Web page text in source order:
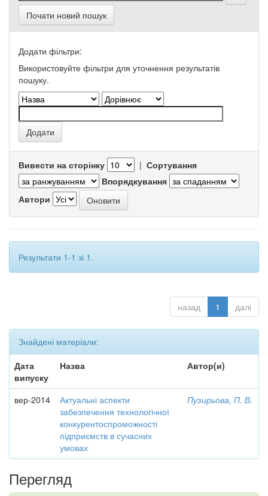
Почати новий пошук
Додати фільтри:
Використовуйте фільтри для уточнення результатів
пошуку.
Вивести на сторінку | Сортування
Впорядкування
Автори
Результати 1-1 зі 1.
назад 1 далі
Знайдені матеріали:
Дата
випуску
Назва Автор(и)
вер-2014
Актуальні аспекти
забезпечення технологічної
конкурентоспроможності
підприємств в сучасних
умовах
Пузирьова, П. В.
Перегляд